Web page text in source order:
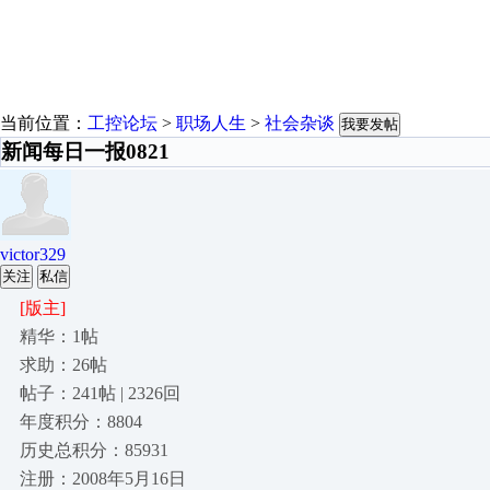
当前位置： 工控论坛 > 职场人生 > 社会杂谈 我要发帖
新闻每日一报0821
victor329
关注 私信
[版主]
精华：1帖
求助：26帖
帖子：241帖 | 2326回
年度积分：8804
历史总积分：85931
注册：2008年5月16日